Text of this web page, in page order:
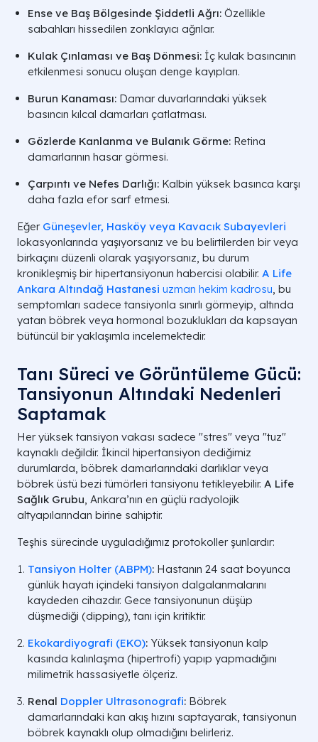
Ense ve Baş Bölgesinde Şiddetli Ağrı: Özellikle
sabahları hissedilen zonklayıcı ağrılar.
Kulak Çınlaması ve Baş Dönmesi: İç kulak basıncının
etkilenmesi sonucu oluşan denge kayıpları.
Burun Kanaması: Damar duvarlarındaki yüksek
basıncın kılcal damarları çatlatması.
Gözlerde Kanlanma ve Bulanık Görme: Retina
damarlarının hasar görmesi.
Çarpıntı ve Nefes Darlığı: Kalbin yüksek basınca karşı
daha fazla efor sarf etmesi.
Eğer Güneşevler, Hasköy veya Kavacık Subayevleri
lokasyonlarında yaşıyorsanız ve bu belirtilerden bir veya
birkaçını düzenli olarak yaşıyorsanız, bu durum
kronikleşmiş bir hipertansiyonun habercisi olabilir. A Life
Ankara Altındağ Hastanesi uzman hekim kadrosu, bu
semptomları sadece tansiyonla sınırlı görmeyip, altında
yatan böbrek veya hormonal bozuklukları da kapsayan
bütüncül bir yaklaşımla incelemektedir.
Tanı Süreci ve Görüntüleme Gücü:
Tansiyonun Altındaki Nedenleri
Saptamak
Her yüksek tansiyon vakası sadece "stres" veya "tuz"
kaynaklı değildir. İkincil hipertansiyon dediğimiz
durumlarda, böbrek damarlarındaki darlıklar veya
böbrek üstü bezi tümörleri tansiyonu tetikleyebilir. A Life
Sağlık Grubu, Ankara’nın en güçlü radyolojik
altyapılarından birine sahiptir.
Teşhis sürecinde uyguladığımız protokoller şunlardır:
Tansiyon Holter (ABPM): Hastanın 24 saat boyunca
günlük hayatı içindeki tansiyon dalgalanmalarını
kaydeden cihazdır. Gece tansiyonunun düşüp
düşmediği (dipping), tanı için kritiktir.
Ekokardiyografi (EKO): Yüksek tansiyonun kalp
kasında kalınlaşma (hipertrofi) yapıp yapmadığını
milimetrik hassasiyetle ölçeriz.
Renal Doppler Ultrasonografi: Böbrek
damarlarındaki kan akış hızını saptayarak, tansiyonun
böbrek kaynaklı olup olmadığını belirleriz.